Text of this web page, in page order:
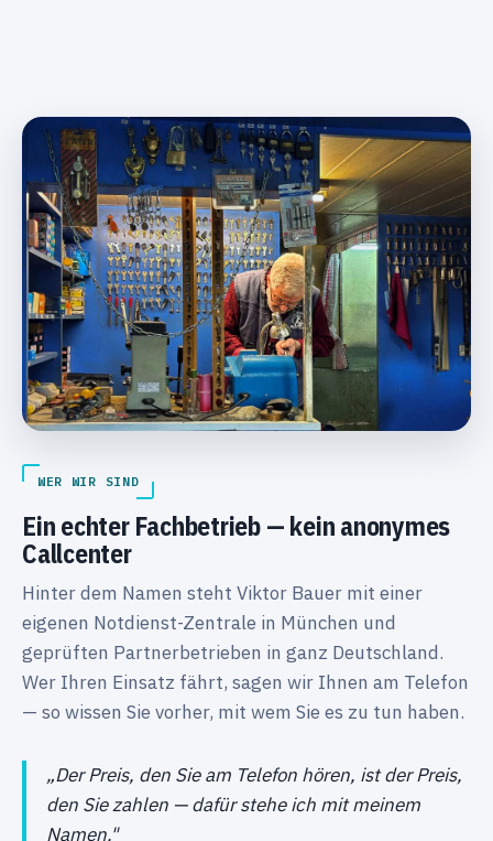
WER WIR SIND
Ein echter Fachbetrieb — kein anonymes
Callcenter
Hinter dem Namen steht Viktor Bauer mit einer
eigenen Notdienst-Zentrale in München und
geprüften Partnerbetrieben in ganz Deutschland.
Wer Ihren Einsatz fährt, sagen wir Ihnen am Telefon
— so wissen Sie vorher, mit wem Sie es zu tun haben.
„Der Preis, den Sie am Telefon hören, ist der Preis,
den Sie zahlen — dafür stehe ich mit meinem
Namen."